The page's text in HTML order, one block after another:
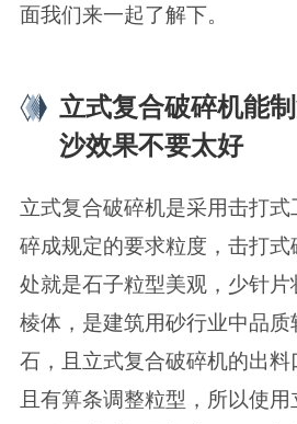
面我们来一起了解下。
立式复合破碎机能
沙效果不要太好
立式复合破碎机是采用击打
碎成规定的要求粒度，击打
处就是石子粒型美观，少针片
棱体，是建筑用砂行业中品
石，且立式复合破碎机的出
且有箅条调整粒型，所以使用